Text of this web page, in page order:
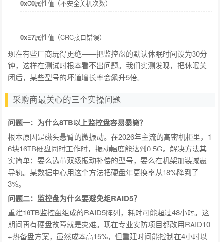
0xC0属性值（不安全关机次数）
0xE7属性值（CRC接口错误）
现在有些厂商玩得更绝——把监控盘的默认休眠时间设为30分
钟，这样在测试时根本看不出问题。我们实测发现，把休眠关
闭后，某些型号的坏道增长率会飙升5倍。
采购商最关心的三个实操问题
问题一：为什么8TB以上监控盘容易暴毙？
根本原因是磁头悬臂的微振动。在2026年主流的高密机柜里，1
6块16TB硬盘同时工作时，振动幅度能达到0.5G。解决方法其
实简单：要么选带双级振动补偿的型号，要么在机架加装减震
导轨。某数据中心用这个方法把硬盘年更换率从18%降到了
3%。
问题二：监控盘为什么要避免组RAID5？
重建16TB监控盘组成的RAID5阵列，耗时可能超过48小时。这
期间再有硬盘故障就是灾难。现在专业安防项目都改用RAID10
+热备盘方案，虽然成本高15%，但重建时间能控制在4小时以